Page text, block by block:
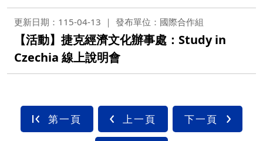
更新日期：115-04-13 發布單位：國際合作組
【活動】捷克經濟文化辦事處：Study in
Czechia 線上說明會
第一頁 上一頁 下一頁